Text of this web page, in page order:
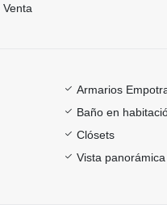
Venta
Armarios
Baño en
Clósets
Vista panorámica